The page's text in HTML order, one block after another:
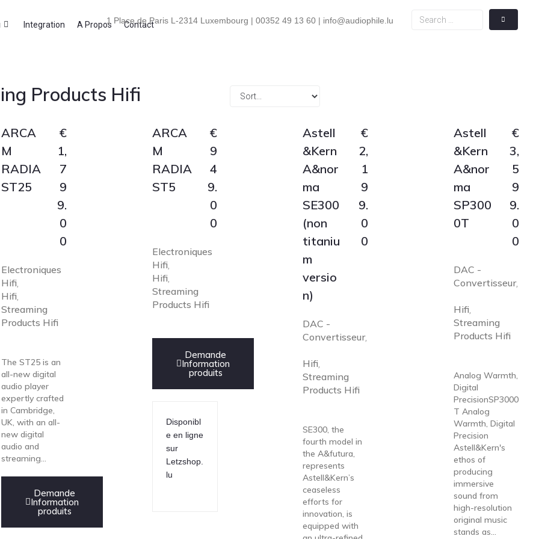
1 Place de Paris L-2314 Luxembourg | 00352 49 13 60 | info@audiophile.lu
Integration A Propos Contact
Products Hifi
ARCA
M
RADIA
ST25
€
1,
7
9
9.
0
0
Electroniques
Hifi
Hifi
Streaming
Products Hifi
The ST25 is an
all-new digital
audio player
expertly crafted
in Cambridge,
UK, with an all-
new digital
audio and
streaming...
Demande
Information
produits
ARCA
M
RADIA
ST5
€
9
4
9.
0
0
Electroniques
Hifi
Hifi
Streaming
Products Hifi
Demande
Information
produits
Disponibl
e en ligne
sur
Letzshop.
lu
Astell
&Kern
A&nor
ma
SE300
(non
titaniu
m
versio
n)
€
2,
1
9
9.
0
0
DAC -
Convertisseur,
Hifi
Streaming
Products Hifi
SE300, the
fourth model in
the A&futura,
represents
Astell&Kern’s
ceaseless
efforts for
innovation, is
equipped with
Astell
&Kern
A&nor
ma
SP300
0T
€
3,
5
9
9.
0
0
DAC -
Convertisseur,
Hifi
Streaming
Products Hifi
Analog Warmth,
Digital
PrecisionSP3000
T Analog
Warmth, Digital
Precision
Astell&Kern's
ethos of
producing
immersive
sound from
high-resolution
original music
stands as...